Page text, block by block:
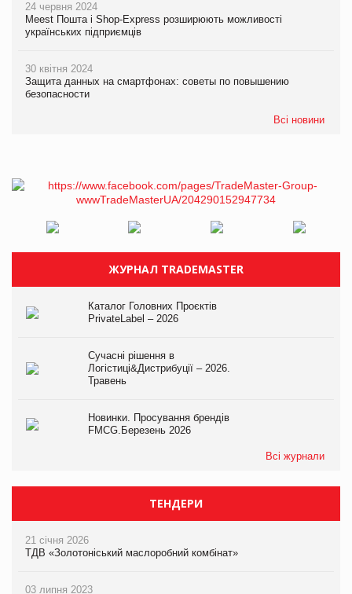
24 червня 2024
Meest Пошта і Shop-Express розширюють можливості
українських підприємців
30 квітня 2024
Защита данных на смартфонах: советы по повышению
безопасности
Всі новини
ЖУРНАЛ TRADEMASTER
Каталог Головних Проєктів
PrivateLabel – 2026
Сучасні рішення в
Логістиці&Дистрибуції – 2026.
Травень
Новинки. Просування брендів
FMCG.Березень 2026
Всі журнали
ТЕНДЕРИ
21 січня 2026
ТДВ «Золотоніський маслоробний комбінат»
03 липня 2023